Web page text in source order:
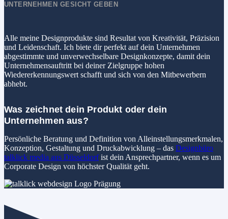
UNTERNEHMEN GESICHT GEBEN
Alle meine Designprodukte sind Resultat von Kreativität, Präzision
und Leidenschaft. Ich biete dir perfekt auf dein Unternehmen
abgestimmte und unverwechselbare Designkonzepte, damit dein
Unternehmensauftritt bei deiner Zielgruppe hohen
Wiedererkennungswert schafft und sich von den Mitbewerbern
abhebt.
Was zeichnet dein Produkt oder dein
Unternehmen aus?
Persönliche Beratung und Definition von Alleinstellungsmerkmalen,
Konzeption, Gestaltung und Druckabwicklung – das Designbüro
talklick media aus Düsseldorfist dein Ansprechpartner, wenn es um
Corporate Design von höchster Qualität geht.